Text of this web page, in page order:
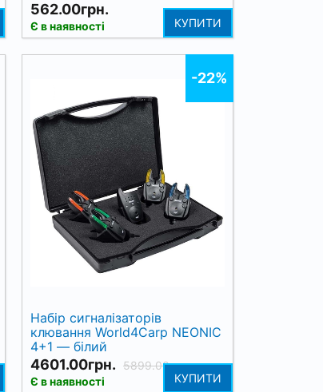
562.00грн.
Є в наявності КУПИТИ
-22%
Набір сигналізаторів
клювання World4Carp NEONIC
4+1 — білий
4601.00грн. 5899.00грн.
Є в наявності
КУПИТИ